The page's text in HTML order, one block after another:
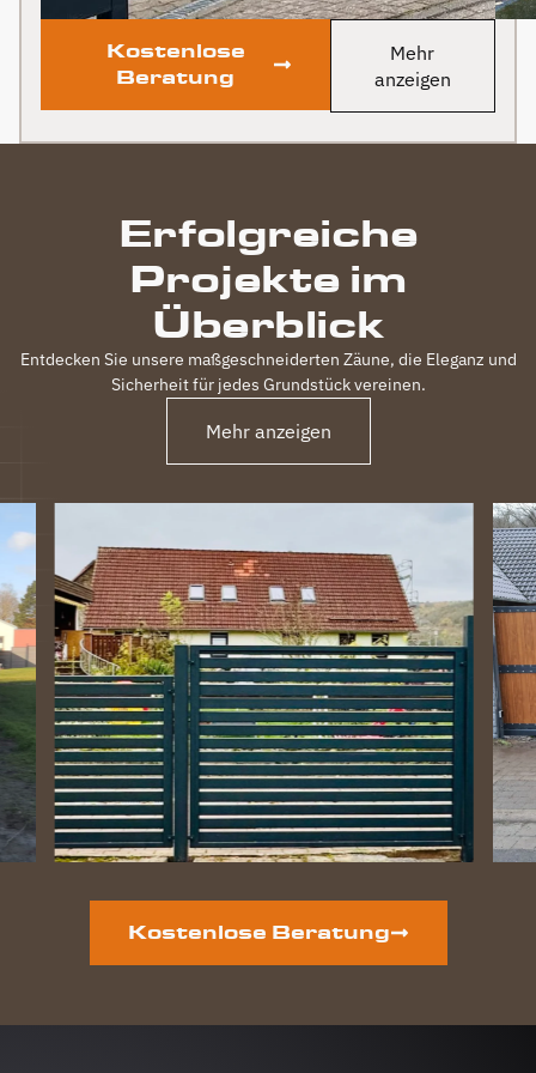
Kostenlose
Beratung
Mehr
anzeigen
Erfolgreiche
Projekte im
Überblick
Entdecken Sie unsere maßgeschneiderten Zäune, die Eleganz und
Sicherheit für jedes Grundstück vereinen.
Mehr anzeigen
Kostenlose Beratung